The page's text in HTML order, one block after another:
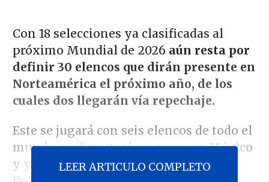
Con 18 selecciones ya clasificadas al
próximo Mundial de 2026 aún resta por
definir 30 elencos que dirán presente en
Norteamérica el próximo año, de los
cuales dos llegarán vía repechaje.
Este se jugará con seis elencos de todo el
mundo, se disputará en mayo en México
y ya tiene a dos equipos clasificados:
LEER ARTICULO COMPLETO